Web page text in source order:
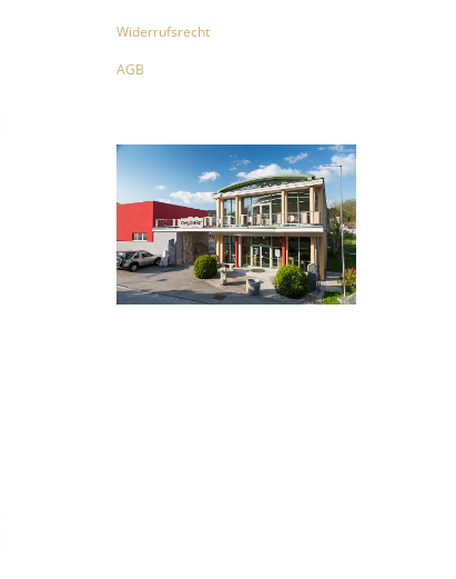
Widerrufsrecht
AGB